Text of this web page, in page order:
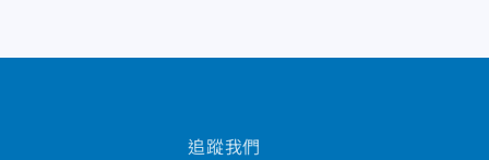
追蹤我們